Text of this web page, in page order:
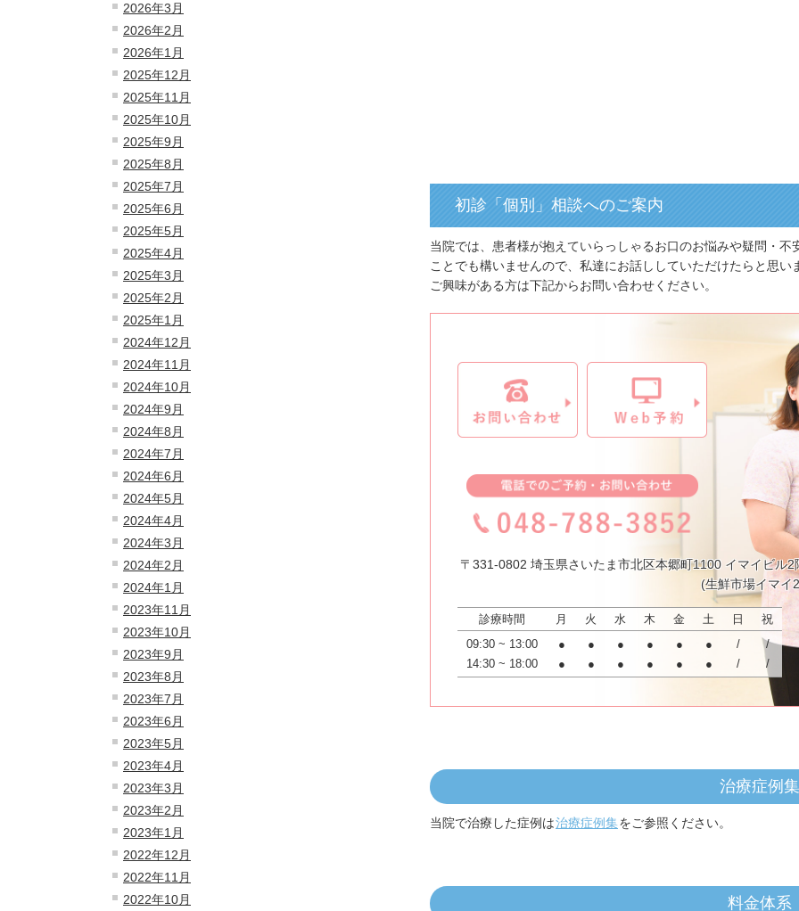
2026年3月
2026年2月
2026年1月
2025年12月
2025年11月
2025年10月
2025年9月
2025年8月
2025年7月
2025年6月
2025年5月
2025年4月
2025年3月
2025年2月
2025年1月
2024年12月
2024年11月
2024年10月
2024年9月
2024年8月
2024年7月
2024年6月
2024年5月
2024年4月
2024年3月
2024年2月
2024年1月
2023年11月
2023年10月
2023年9月
2023年8月
2023年7月
2023年6月
2023年5月
2023年4月
2023年3月
2023年2月
2023年1月
2022年12月
2022年11月
2022年10月
初診「個別」相談へのご案内
当院では、患者様が抱えていらっしゃるお口のお悩みや疑問・
ことでも構いませんので、私達にお話ししていただけたらと思い
ご興味がある方は下記からお問い合わせください。
〒331-0802 埼玉県さいたま市北区本郷町1100 イマイビル2
(生鮮市場イマイ
診療時間 月 火 水 木 金 土 日
祝
09:30 ~ 13:00
● ● ● ● ● ● /
/
14:30 ~ 18:00
● ● ● ● ● ● / /
治療症例集
当院で治療した症例は治療症例集をご参照ください。
料金体系